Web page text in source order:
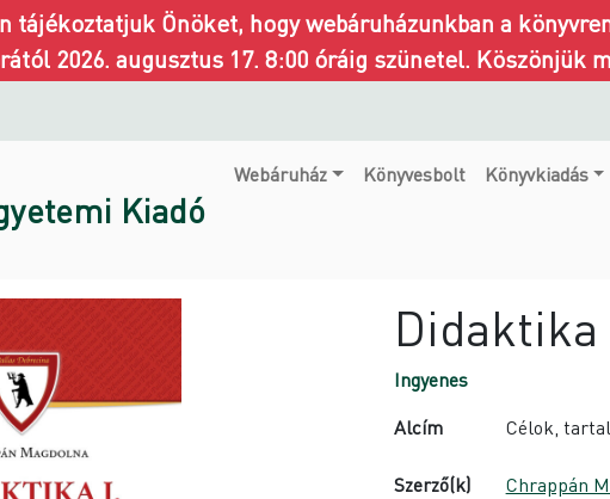
tájékoztatjuk Önöket, hogy webáruházunkban a
2026. augusztus 17. 8:00 óráig szünetel. Köszönjük
Kiadó
Webáruház Könyvesbolt Könyvkiadás
Didaktika
Ingyenes
Alcím
Célok,
Szerző(k)
Chrappán